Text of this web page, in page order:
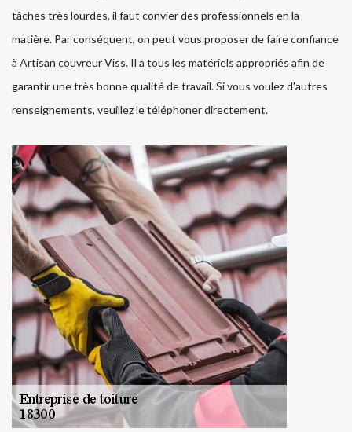
tâches très lourdes, il faut convier des professionnels en la
matière. Par conséquent, on peut vous proposer de faire confiance
à Artisan couvreur Viss. Il a tous les matériels appropriés afin de
garantir une très bonne qualité de travail. Si vous voulez d'autres
renseignements, veuillez le téléphoner directement.